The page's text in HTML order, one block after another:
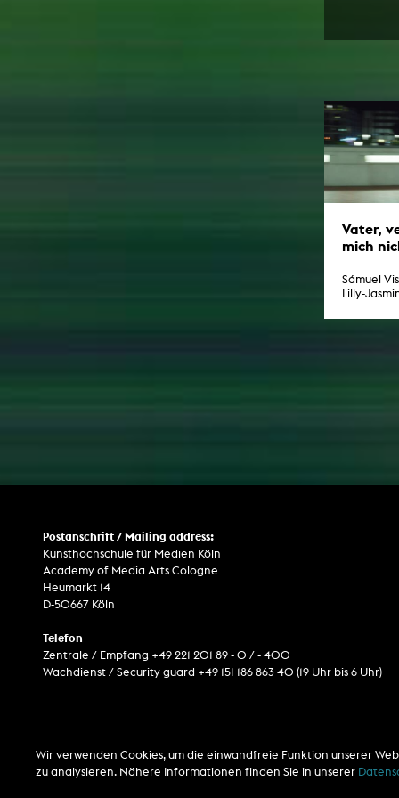
Vater,
mich
Sámuel
Lilly-
Postanschrift / Mailing address:
Kunsthochschule für Medien Köln
Academy of Media Arts Cologne
Heumarkt 14
D-50667 Köln
Telefon
Zentrale / Empfang +49 221 201 89 - 0 / - 400
Wachdienst / Security guard +49 151 186 863 40 (19 Uhr bis 6 Uhr)
Wir verwenden Cookies, um die einwandfreie Funktion unserer
zu analysieren. Nähere Informationen finden Sie in unserer